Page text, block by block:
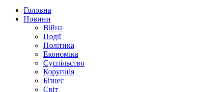
Головна
Новини
Війна
Події
Політика
Економіка
Суспільство
Корупція
Бізнес
Світ